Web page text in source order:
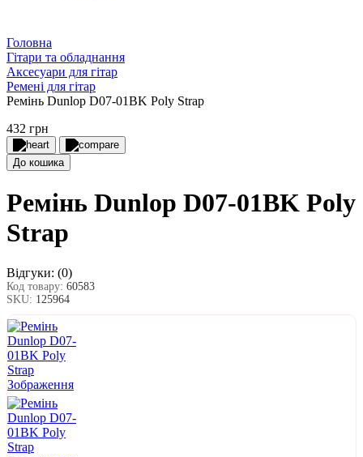
Головна
Гітари та обладнання
Аксесуари для гітар
Ремені для гітар
Ремінь Dunlop D07-01BK Poly Strap
432 грн
До кошика
Ремінь Dunlop D07-01BK Poly
Strap
Відгуки: (0)
Код товару: 60583
SKU: 125964